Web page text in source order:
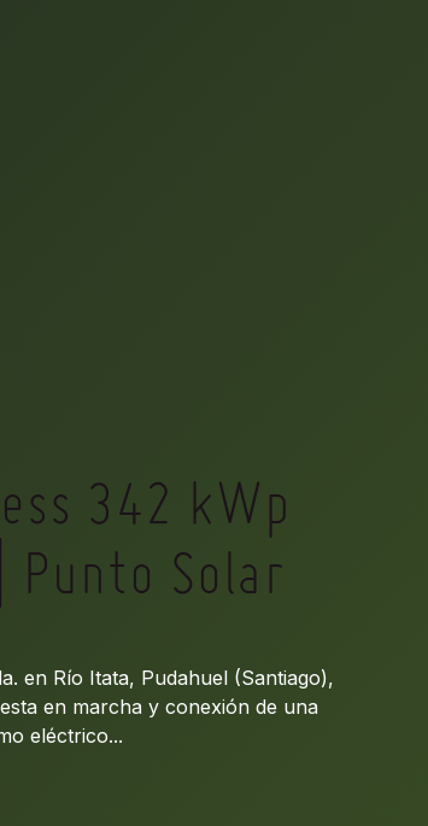
342 kWp
Solar
en Río Itata, Pudahuel (Santiago),
en marcha y conexión de una
eléctrico...